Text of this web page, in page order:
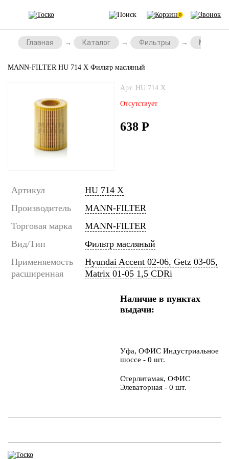
0
Главная Каталог Фильтры
MANN-FILTER HU 714 X Фильтр масляный
Арт. HU 714 X
Отсутствует
638 Р
Артикул
HU 714 X
Производитель
MANN-FILTER
Торговая марка
MANN-FILTER
Вид/Тип
Фильтр масляный
Применяемость
расширенная
Hyundai Accent 02-06, Getz 03-05,
Matrix 01-05 1,5 CDRi
Наличие в пунктах
выдачи:
Уфа, ОФИС Индустриальное
шоссе - 0 шт.
Стерлитамак, ОФИС
Элеваторная - 0 шт.